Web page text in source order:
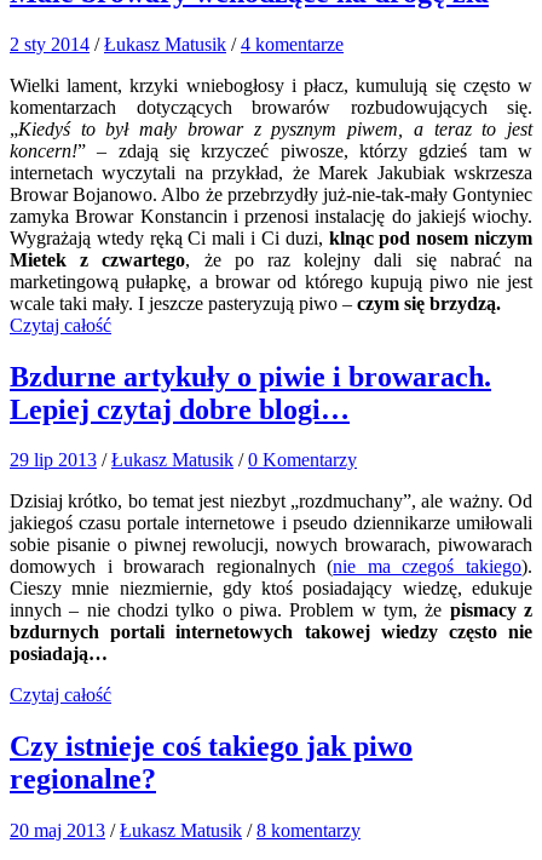
2 sty 2014 /Łukasz Matusik /4 komentarze
Wielki lament, krzyki wniebogłosy i płacz, kumulują się często w
komentarzach dotyczących browarów rozbudowujących się.
„Kiedyś to był mały browar z pysznym piwem, a teraz to jest
koncern!” – zdają się krzyczeć piwosze, którzy gdzieś tam w
internetach wyczytali na przykład, że Marek Jakubiak wskrzesza
Browar Bojanowo. Albo że przebrzydły już-nie-tak-mały Gontyniec
zamyka Browar Konstancin i przenosi instalację do jakiejś wiochy.
Wygrażają wtedy ręką Ci mali i Ci duzi, klnąc pod nosem niczym
Mietek z czwartego, że po raz kolejny dali się nabrać na
marketingową pułapkę, a browar od którego kupują piwo nie jest
wcale taki mały. I jeszcze pasteryzują piwo – czym się brzydzą.
Czytaj całość
Bzdurne artykuły o piwie i browarach.
Lepiej czytaj dobre blogi…
29 lip 2013 /Łukasz Matusik /0 Komentarzy
Dzisiaj krótko, bo temat jest niezbyt „rozdmuchany”, ale ważny. Od
jakiegoś czasu portale internetowe i pseudo dziennikarze umiłowali
sobie pisanie o piwnej rewolucji, nowych browarach, piwowarach
domowych i browarach regionalnych (nie ma czegoś takiego).
Cieszy mnie niezmiernie, gdy ktoś posiadający wiedzę, edukuje
innych – nie chodzi tylko o piwa. Problem w tym, że pismacy z
bzdurnych portali internetowych takowej wiedzy często nie
posiadają…
Czytaj całość
Czy istnieje coś takiego jak piwo
regionalne?
20 maj 2013 /Łukasz Matusik /8 komentarzy